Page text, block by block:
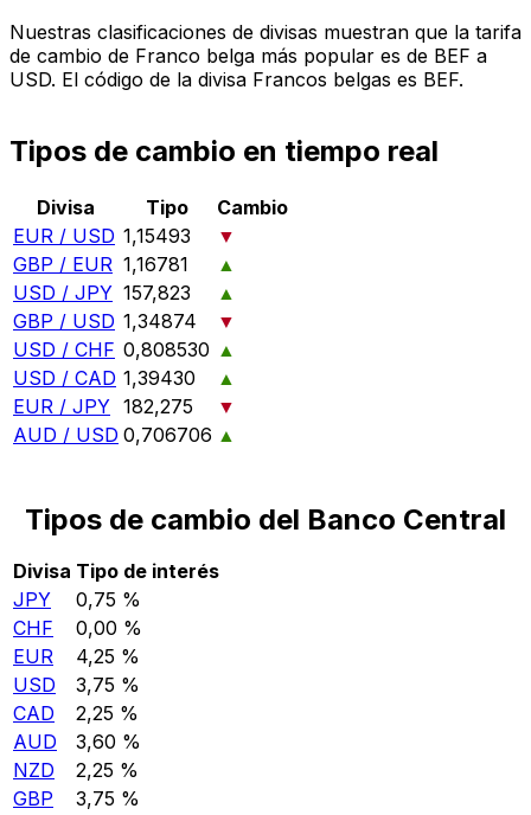
Nuestras clasificaciones de divisas muestran que la tarifa
de cambio de Franco belga más popular es de BEF a
USD. El código de la divisa Francos belgas es BEF.
Tipos de cambio en tiempo real
Divisa Tipo
Cambio
EUR / USD 1,15493
▼
GBP / EUR 1,16781
▲
USD / JPY 157,823
▲
GBP / USD 1,34874
▼
USD / CHF 0,808530 ▲
USD / CAD 1,39430
▲
EUR / JPY 182,275
▼
AUD / USD 0,706706 ▲
Tipos de cambio del Banco Central
Divisa Tipo de interés
JPY
0,75 %
CHF
0,00 %
EUR
4,25 %
USD
3,75 %
CAD
2,25 %
AUD
3,60 %
NZD
2,25 %
GBP
3,75 %